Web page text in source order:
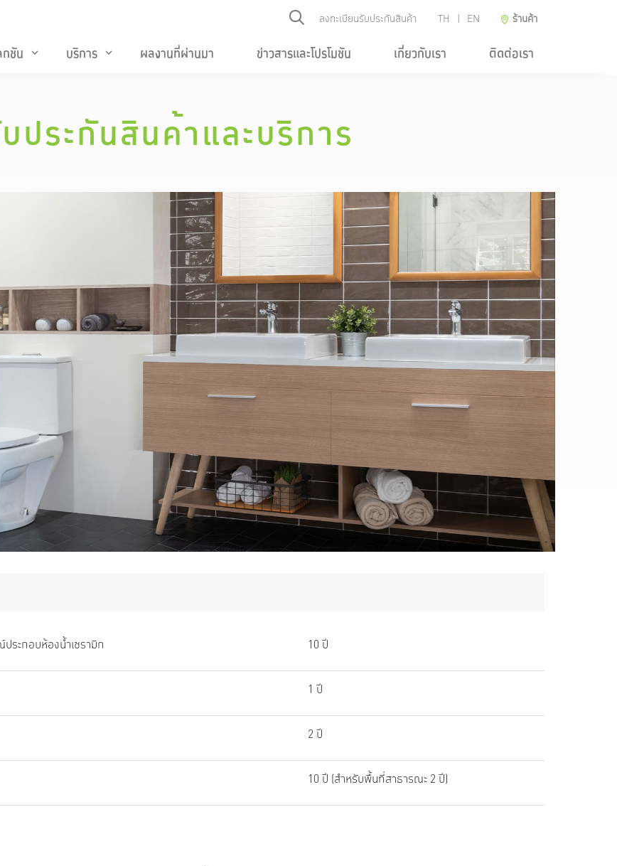
ร้านค้า
TH | EN
ลงทะเบียนรับประกันสินค้า
ชัน keyboard_arrow_down บริการ keyboard_arrow_down ผลงานที่ผ่านมา ข่าวสารและโปรโมชัน เกี่ยวกับเรา ติดต่อเรา
ประกันสินค้าและบริการ
ระกอบห้องน้ำเซรามิก 10 ปี
1 ปี
2 ปี
10 ปี (สำหรับพื้นที่สาธารณะ 2 ปี)